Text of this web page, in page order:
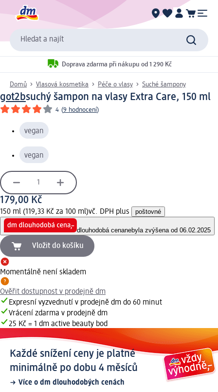
Hledat a najít
Doprava zdarma při nákupu od 1 290 Kč
Domů Vlasová kosmetika Péče o vlasy Suché šampony
got2bsuchý šampon na vlasy Extra Care, 150 ml
4 (9 hodnocení)
vegan
vegan
179,00 Kč
150 ml (119,33 Kč za 100 ml)vč. DPH plus poštovné
dlouhodobá cenanebyla zvýšena od 06.02.2025
Vložit do košíku
Momentálně není skladem
Ověřit dostupnost v prodejně dm
Expresní vyzvednutí v prodejně dm do 60 minut
Vrácení zdarma v prodejně dm
25 Kč = 1 dm active beauty bod
Každé snížení ceny je platné
minimálně po dobu 4 měsíců
Více o dm dlouhodobých cenách